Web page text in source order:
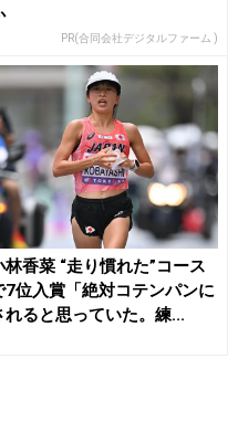
PR(合同会社デジタルファーム )
林香菜 “走り慣れた”コース
7位入賞「絶対コテンパンに
れると思っていた。練...